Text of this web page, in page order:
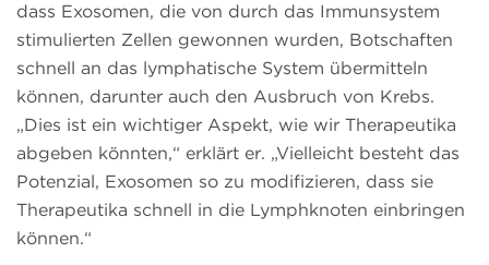
dass Exosomen, die von durch das Immunsystem
stimulierten Zellen gewonnen wurden, Botschaften
schnell an das lymphatische System übermitteln
können, darunter auch den Ausbruch von Krebs.
„Dies ist ein wichtiger Aspekt, wie wir Therapeutika
abgeben könnten,“ erklärt er. „Vielleicht besteht das
Potenzial, Exosomen so zu modifizieren, dass sie
Therapeutika schnell in die Lymphknoten einbringen
können.“